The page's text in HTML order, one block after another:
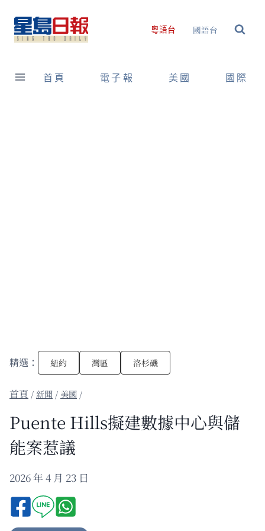
content
粵語台 國語台
首頁 電子報 美國 國際
精選： 紐約 灣區 洛杉磯
/新聞 / 美國 /
Puente Hills擬建數據中心與儲
能案惹議
2026 年 4 月 23 日